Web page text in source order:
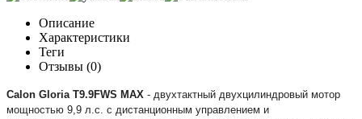
Описание
Характеристики
Теги
Отзывы (0)
Calon Gloria T9.9FWS MAX - двухтактный двухцилиндровый мотор
мощностью 9,9 л.с. с дистанционным управлением и